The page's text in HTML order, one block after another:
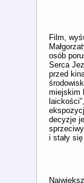
Ten
Film,
osób
Serca
przed
miejskim
decyzje
i stały
Kto